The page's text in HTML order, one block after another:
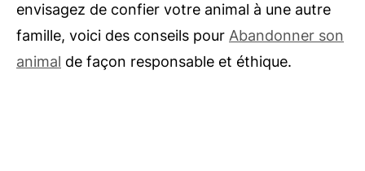
envisagez de confier votre animal à une autre
famille, voici des conseils pour Abandonner son
animal de façon responsable et éthique.